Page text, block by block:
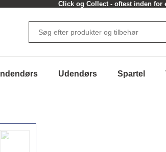
Click og Collect - oftest inden for
Indendørs Udendørs Spartel